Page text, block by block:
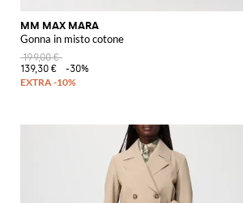
MM MAX MARA
Gonna in misto cotone
199,00 €
139,30 €
-30%